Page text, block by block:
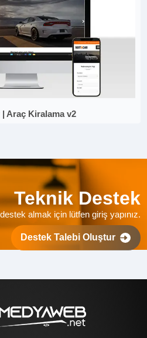
| Araç Kiralama v2
Teknik Destek
almak için lütfen giriş yapınız.
Destek Talebi Oluştur